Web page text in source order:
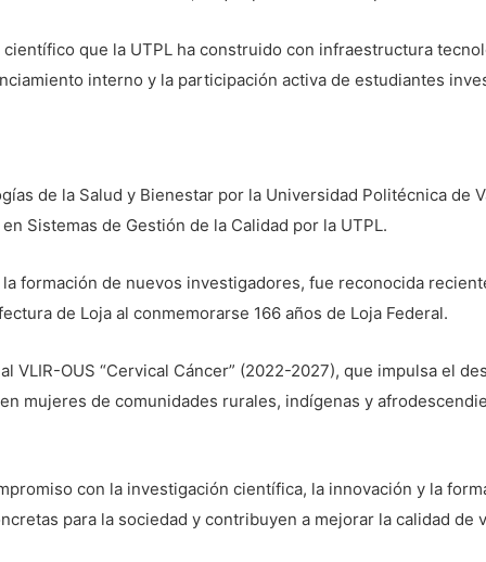
que la UTPL ha construido con infraestructura
interno y la participación activa de estudiantes
de la Salud y Bienestar por la Universidad Politécnica de
Sistemas de Gestión de la Calidad por la UTPL.
formación de nuevos investigadores, fue reconocida
de Loja al conmemorarse 166 años de Loja Federal.
VLIR-OUS “Cervical Cáncer” (2022-2027), que impulsa el
mujeres de comunidades rurales, indígenas y
con la investigación científica, la innovación y la
para la sociedad y contribuyen a mejorar la calidad de